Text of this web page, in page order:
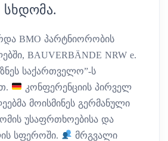
ᲡᲮᲓᲝᲛᲐ.
BMO პარტნიორობის
BAUVERBÄNDE NRW e.
საქართველო”-ს
კონფერენციის პირველ
მოისმინეს გერმანული
უსაფრთხოებისა და
სფეროში.
მრგვალი